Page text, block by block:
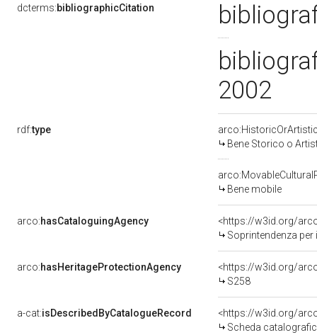
dcterms:bibliographicCitation
2002
rdf:type
Bene Storico o
Bene mobile
arco:hasCataloguingAgency
<https://w3id.org/
Soprintendenza
arco:hasHeritageProtectionAgency
<https://w3id.org/
S258
a-cat:isDescribedByCatalogueRecord
<https://w3id.org/
Scheda